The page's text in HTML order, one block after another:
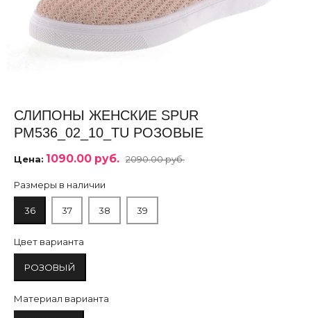
СЛИПОНЫ ЖЕНСКИЕ SPUR
PM536_02_10_TU РОЗОВЫЕ
Цена: 1090.00 руб. 2090.00 руб.
Размеры в наличии
36 37 38 39
Цвет варианта
РОЗОВЫЙ
Материал варианта